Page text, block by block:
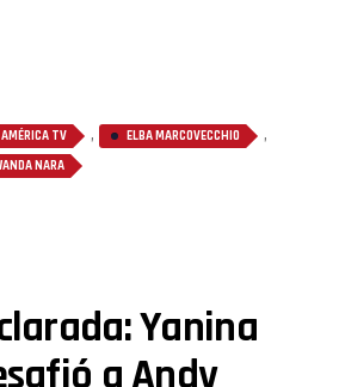
AMÉRICA TV , ELBA MARCOVECCHIO ,
NARA
Yanina
a Andy